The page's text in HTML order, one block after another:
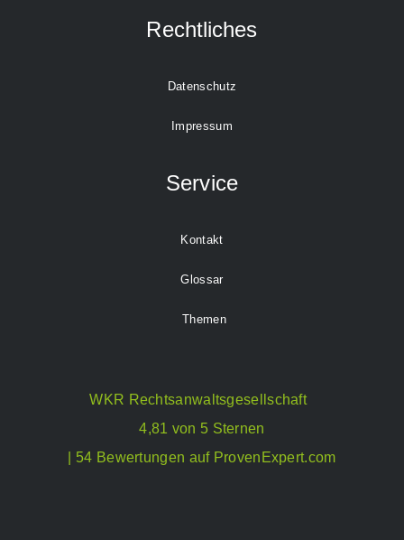
Rechtliches
Datenschutz
Impressum
Service
Kontakt
Glossar
Themen
WKR Rechtsanwaltsgesellschaft
4,81 von 5 Sternen
| 54 Bewertungen auf ProvenExpert.com